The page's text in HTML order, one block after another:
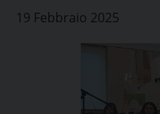
19 Febbraio 2025